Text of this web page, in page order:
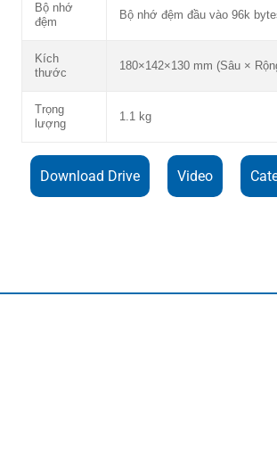
Bộ nhớ
đệm
Bộ nhớ đệm đầu vào 96k
Kích
thước
180×142×130 mm (Sâu ×
Trọng
lượng
1.1 kg
Download Drive Video